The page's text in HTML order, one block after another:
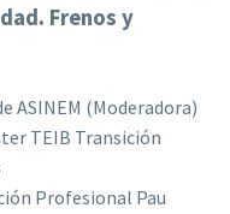
Frenos y
ASINEM (Moderadora)
TEIB Transición
Profesional Pau